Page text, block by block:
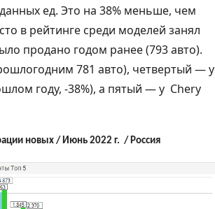
ед. Это на 38% меньше, чем
в рейтинге среди моделей занял
продано годом ранее (793 авто).
781 авто), четвертый — у
году, -38%), а пятый — у Chery
новых / Июнь 2022 г. / Россия